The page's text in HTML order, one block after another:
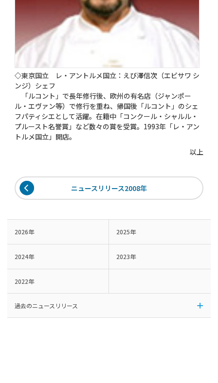
◇東京国立 レ・アントルメ国立：えび澤信次（エビサワ シ
ンジ）シェフ
「ルコント」で長年修行後、欧州の有名店（ジャンポー
ル・エヴァン等）で修行を重ね、帰国後「ルコント」のシェ
フパティシエとして活躍。在籍中「コンクール・シャルル・
プルースト名誉賞」など数々の賞を受賞。1993年「レ・アン
トルメ国立」開店。
以上
ニュースリリース2008年
2026年 2025年
2024年 2023年
2022年
過去のニュースリリース